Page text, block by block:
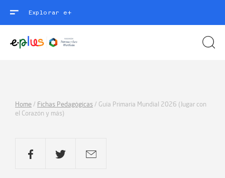
Explorar e+
Home / Fichas Pedagógicas / Guía Primaria Mundial 2026 (Jugar con
el Corazón y más)